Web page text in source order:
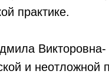
практике.
и